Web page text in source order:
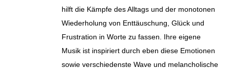
hilft die Kämpfe des Alltags und der monotonen
Wiederholung von Enttäuschung, Glück und
Frustration in Worte zu fassen. Ihre eigene
Musik ist inspiriert durch eben diese Emotionen
sowie verschiedenste Wave und melancholische